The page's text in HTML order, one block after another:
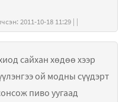
хэзээ бичсэн: 2011-10-18 11:29 | |
сайхан хөдөө хээр
ой модны сүүдэрт
пиво уугаад